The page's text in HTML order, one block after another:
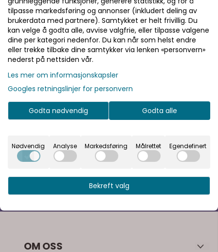
Partybox Blå - 42 deler
Gjør guttens bursdagsfeiring
episk med Folia Party Box – 42
deler – BOYS!
219,-
Gjør jentenes bursdagsfeiring
deler GIRLS! ? Gjør jentenes
bursdagsfeiring magisk med
Norges eldste nettbutikk for dekor og festartikler -
OM OSS
tilpasse markedsføring og annonser (inkludert deling av
brukerdata med partnere). Samtykket er helt frivillig. Du
kan velge å godta alle, avvise valgfrie, eller tilpasse valgene
dine per kategori nedenfor. Du kan når som helst endre
eller trekke tilbake dine samtykker via lenken «personvern»
nederst på nettsiden vår.
Les mer om informasjonskapsler
Googles retningslinjer for personvern
Godta nødvendig Godta alle
Nødvendig Analyse Markedsføring Målrettet Egendefinert
Bekreft valg